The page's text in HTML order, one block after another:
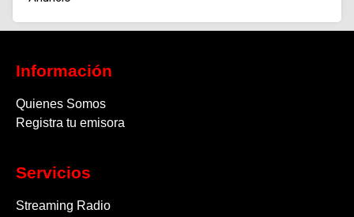
Información
Quienes Somos
Registra tu emisora
Servicios
Streaming Radio